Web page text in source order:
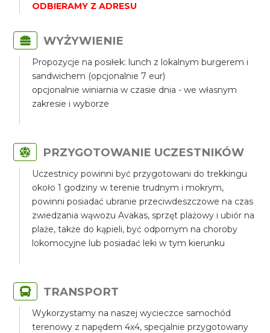
ODBIERAMY Z ADRESU
WYŻYWIENIE
Propozycje na posiłek: lunch z lokalnym burgerem i
sandwichem (opcjonalnie 7 eur)
opcjonalnie winiarnia w czasie dnia - we własnym
zakresie i wyborze
PRZYGOTOWANIE UCZESTNIKÓW
Uczestnicy powinni być przygotowani do trekkingu
około 1 godziny w terenie trudnym i mokrym,
powinni posiadać ubranie przeciwdeszczowe na czas
zwiedzania wąwozu Avakas, sprzęt plażowy i ubiór na
plaże, także do kąpieli, być odpornym na choroby
lokomocyjne lub posiadać leki w tym kierunku
TRANSPORT
Wykorzystamy na naszej wycieczce samochód
terenowy z napędem 4x4, specjalnie przygotowany